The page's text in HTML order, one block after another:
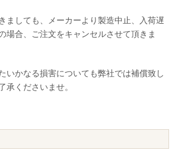
ましても、メーカーより製造中止、入荷遅
場合、ご注文をキャンセルさせて頂きま
いかなる損害についても弊社では補償致し
承くださいませ。